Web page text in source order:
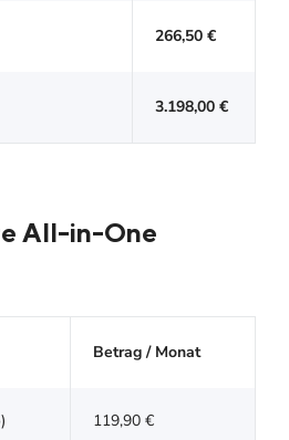
266,50 €
3.198,00 €
All-in-One
Betrag / Monat
119,90 €